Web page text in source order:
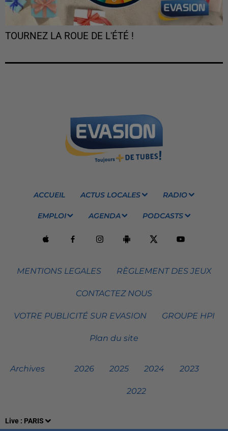
Live : PARIS
TOURNEZ LA ROUE DE L'ÉTÉ !
ACCUEIL ACTUS LOCALES RADIO
EMPLOI AGENDA PODCASTS
MENTIONS LEGALES RÈGLEMENT DES JEUX
CONTACTEZ NOUS
VOTRE PUBLICITÉ SUR EVASION GROUPE HPI
Plan du site
Archives 2026 2025 2024 2023
2022